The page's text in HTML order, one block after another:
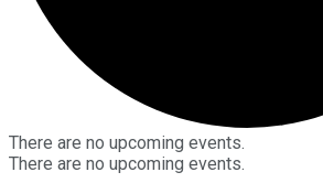
There are no upcoming events.
There are no upcoming events.